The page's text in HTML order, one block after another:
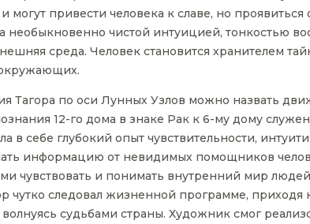
привести человека к славе, но проявиться
необыкновенно чистой интуицией, тонкостью
среда. Человек становится хранителем
по оси Лунных Узлов можно назвать
12-го дома в знаке Рак к 6-му дому
в себе глубокий опыт чувствительности,
информацию от невидимых помощников
чувствовать и понимать внутренний мир
чутко следовал жизненной программе,
судьбами страны. Художник смог